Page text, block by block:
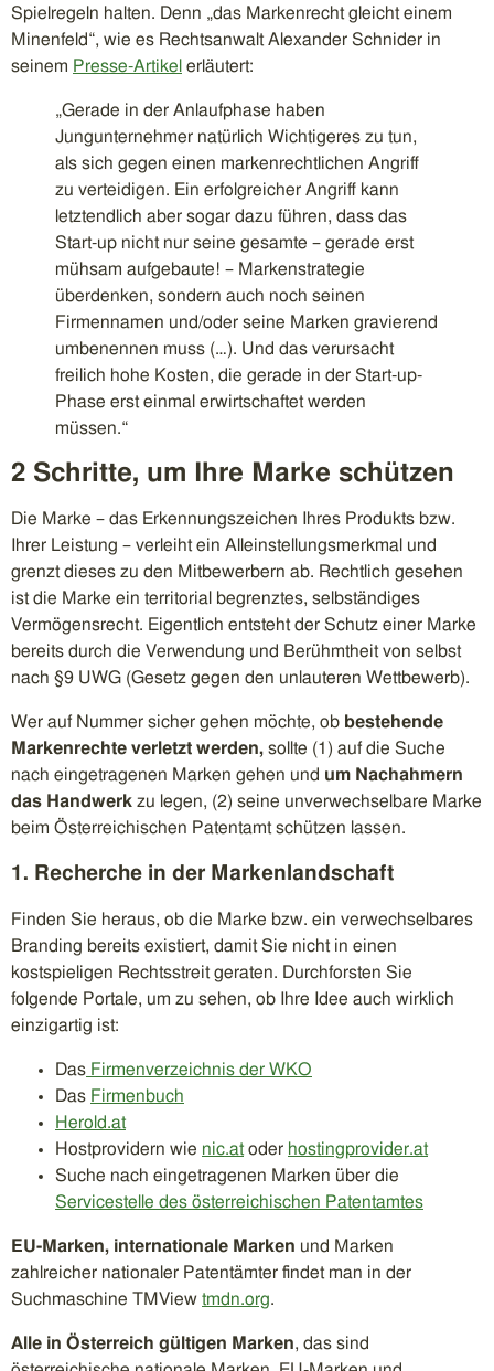
Spielregeln halten. Denn „das Markenrecht gleicht einem
Minenfeld“, wie es Rechtsanwalt Alexander Schnider in
seinem Presse-Artikel erläutert:
„Gerade in der Anlaufphase haben
Jungunternehmer natürlich Wichtigeres zu tun,
als sich gegen einen markenrechtlichen Angriff
zu verteidigen. Ein erfolgreicher Angriff kann
letztendlich aber sogar dazu führen, dass das
Start-up nicht nur seine gesamte – gerade erst
mühsam aufgebaute! – Markenstrategie
überdenken, sondern auch noch seinen
Firmennamen und/oder seine Marken gravierend
umbenennen muss (…). Und das verursacht
freilich hohe Kosten, die gerade in der Start-up-
Phase erst einmal erwirtschaftet werden
müssen.“
2 Schritte, um Ihre Marke schützen
Die Marke – das Erkennungszeichen Ihres Produkts bzw.
Ihrer Leistung – verleiht ein Alleinstellungsmerkmal und
grenzt dieses zu den Mitbewerbern ab. Rechtlich gesehen
ist die Marke ein territorial begrenztes, selbständiges
Vermögensrecht. Eigentlich entsteht der Schutz einer Marke
bereits durch die Verwendung und Berühmtheit von selbst
nach §9 UWG (Gesetz gegen den unlauteren Wettbewerb).
Wer auf Nummer sicher gehen möchte, ob bestehende
Markenrechte verletzt werden, sollte (1) auf die Suche
nach eingetragenen Marken gehen und um Nachahmern
das Handwerk zu legen, (2) seine unverwechselbare Marke
beim Österreichischen Patentamt schützen lassen.
1. Recherche in der Markenlandschaft
Finden Sie heraus, ob die Marke bzw. ein verwechselbares
Branding bereits existiert, damit Sie nicht in einen
kostspieligen Rechtsstreit geraten. Durchforsten Sie
folgende Portale, um zu sehen, ob Ihre Idee auch wirklich
einzigartig ist:
Das Firmenverzeichnis der WKO
Das Firmenbuch
Herold.at
Hostprovidern wie nic.at oder hostingprovider.at
Suche nach eingetragenen Marken über die
Servicestelle des österreichischen Patentamtes
EU-Marken, internationale Marken und Marken
zahlreicher nationaler Patentämter findet man in der
Suchmaschine TMView tmdn.org.
Alle in Österreich gültigen Marken, das sind